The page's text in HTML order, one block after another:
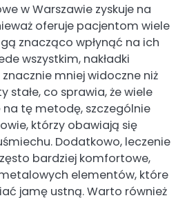
w Warszawie zyskuje na
oferuje pacjentom wiele
znacząco wpłynąć na ich
wszystkim, nakładki
mniej widoczne niż
stałe, co sprawia, że wiele
tę metodę, szczególnie
którzy obawiają się
Dodatkowo, leczenie
bardziej komfortowe,
elementów, które
jamę ustną. Warto również